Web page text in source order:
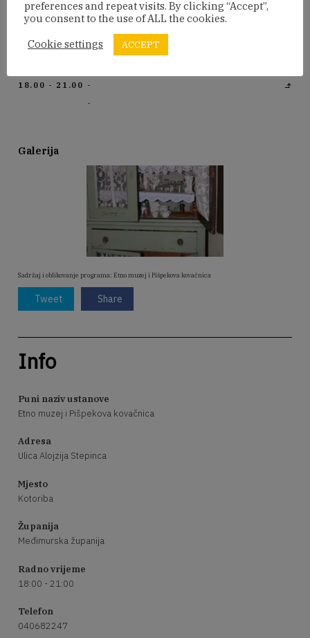
Prijenos programa uživo
18.00 - 21.00 -
-
Galerija
Sadržaj i oblikovanje programa: Etno muzej i Pišpekova kovačnica
Tweet Share
Info
Puni naziv ustanove
Etno muzej i Pišpekova kovačnica
Adresa
Ulica Alojzija Stepinca
Mjesto
Kotoriba
Županija
Međimurska županija
Radno vrijeme
18:00 - 21:00
Telefon
040682247
preferences and repeat visits. By clicking “Accept”,
you consent to the use of ALL the cookies.
Cookie settings
ACCEPT